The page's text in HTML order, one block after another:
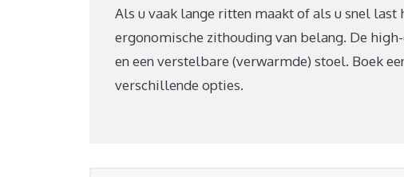
Als u vaak lange ritten maakt of als u snel
ergonomische zithouding van belang. De
en een verstelbare (verwarmde) stoel. Boek
verschillende opties.